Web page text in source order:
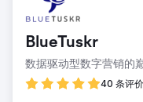
BlueTuskr
数据驱动型数字营销的
40 条评价